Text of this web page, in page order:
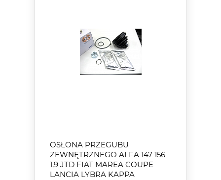
OSŁONA PRZEGUBU
ZEWNĘTRZNEGO ALFA 147 156
1,9 JTD FIAT MAREA COUPE
LANCIA LYBRA KAPPA